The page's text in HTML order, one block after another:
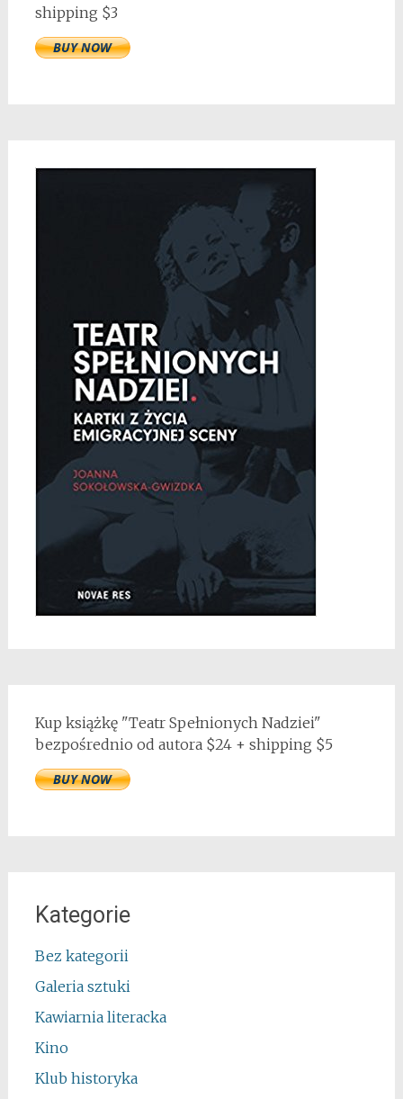
shipping $3
Kup książkę "Teatr Spełnionych Nadziei"
bezpośrednio od autora $24 + shipping $5
Kategorie
Bez kategorii
Galeria sztuki
Kawiarnia literacka
Kino
Klub historyka